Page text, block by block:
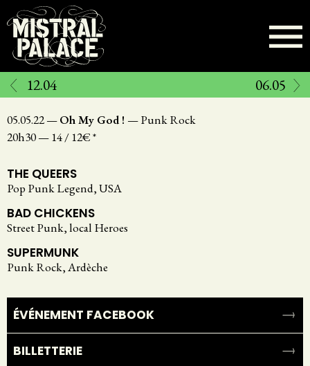
Aller
au
contenu
principal
12.04 06.05
05.05.22—Oh My God ! —Punk Rock
20h30—14 / 12€ *
THE QUEERS
Pop Punk Legend, USA
BAD CHICKENS
Street Punk, local Heroes
SUPERMUNK
Punk Rock, Ardèche
ÉVÉNEMENT FACEBOOK
BILLETTERIE